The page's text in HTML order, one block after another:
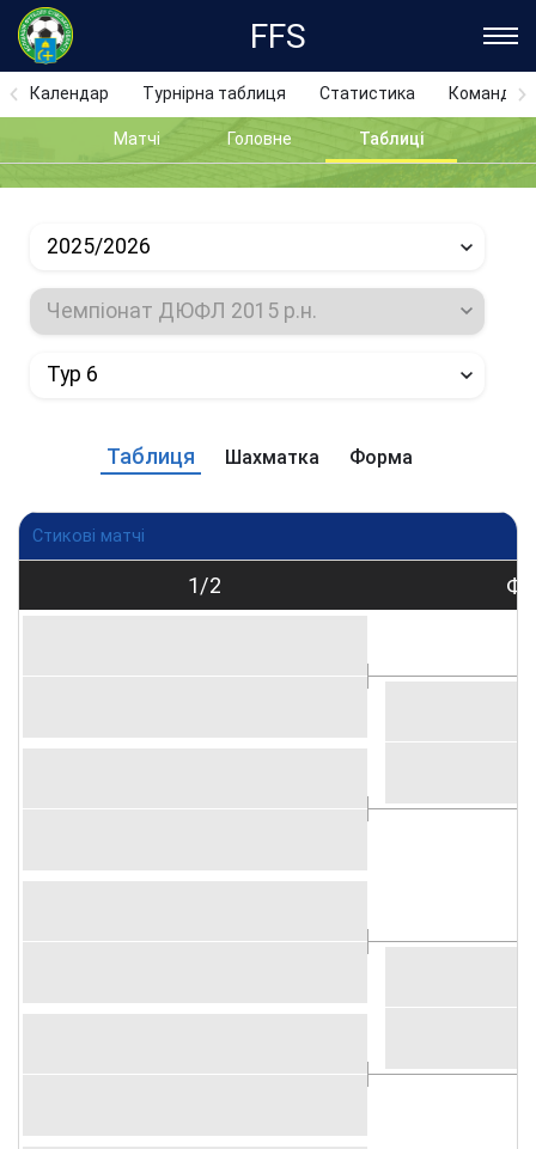
FFS
Календар Турнірна таблиця Статистика Команди
Матчі Головне Таблиці
2025/2026
Чемпіонат ДЮФЛ 2015 р.н.
Тур 6
Таблиця Шахматка Форма
Стикові матчі
1/2